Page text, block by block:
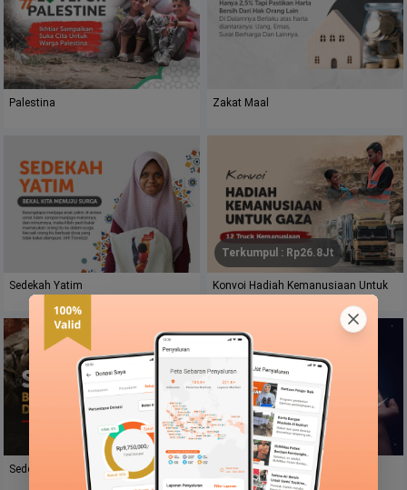
Palestina Zakat Maal
Sedekah Yatim
Terkumpul : Rp26.8Jt
Konvoi Hadiah Kemanusiaan Untuk
Sedekah Bantu Veteran Dan Keluarga
Terkumpul: Rp900.1Jt
Sedekah Terbaik Di Bulan Safar